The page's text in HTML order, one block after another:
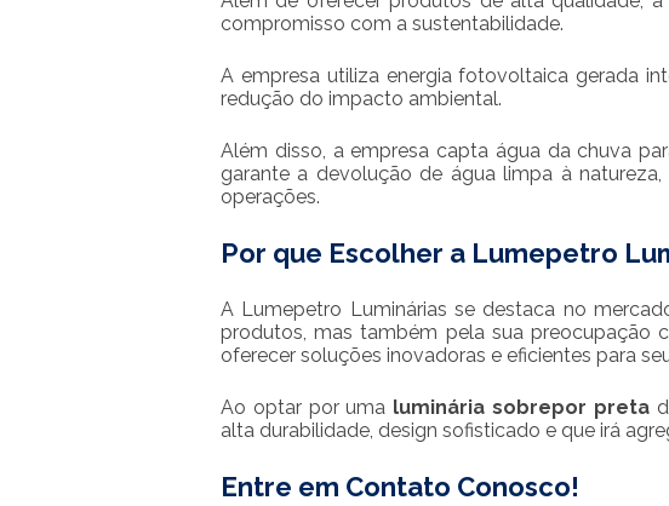
compromisso com a sustentabilidade.
A empresa utiliza energia fotovoltaica gerada
redução do impacto ambiental.
Além disso, a empresa capta água da chuva
garante a devolução de água limpa à
operações.
Por que Escolher a Lumepetro
A Lumepetro Luminárias se destaca no
produtos, mas também pela sua preocupação
oferecer soluções inovadoras e eficientes para
Ao optar por uma luminária sobrepor preta
alta durabilidade, design sofisticado e que irá
Entre em Contato Conosco!